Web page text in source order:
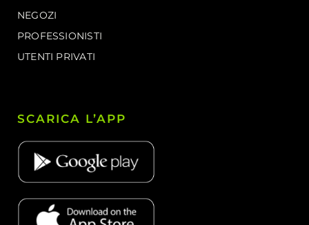
NEGOZI
PROFESSIONISTI
UTENTI PRIVATI
SCARICA L’APP